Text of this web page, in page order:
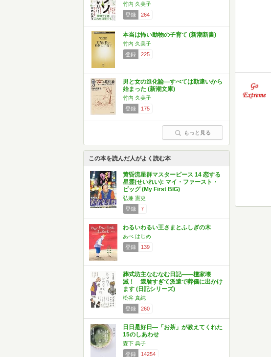
竹内 久美子
登録
264
本当は怖い動物の子育て (新潮新書)
竹内 久美子
登録
225
男と女の進化論―すべては勘違いから
始まった (新潮文庫)
竹内 久美子
登録
175
もっと見る
この本を読んだ人がよく読む本
黄昏流星群マスターピース 14 恋する
星霊(せいれい): マイ・ファースト・
ビッグ (My First BIG)
弘兼 憲史
登録
7
わるいわるい王さまとふしぎの木
あべ はじめ
登録
139
葬式坊主なむなむ日記――檀家壊
滅！ 還暦すぎて派遣で葬儀に出かけ
ます (日記シリーズ)
松谷 真純
登録
260
日日是好日―「お茶」が教えてくれた
15のしあわせ
森下 典子
登録
14254